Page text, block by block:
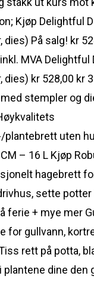
Kjøp Delightful
dies) På salg! kr
MVA Delightful
dies) kr 528,00 kr
stempler og
plantebrett uten
– 16 L Kjøp
hagebrett
sette
ferie + mye mer
for gullvann,
rett på potta,
plantene dine den